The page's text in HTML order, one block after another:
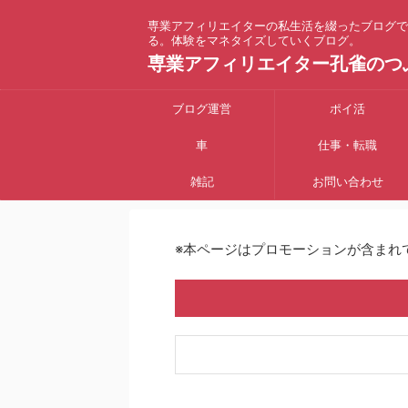
専業アフィリエイターの私生活を綴ったブログ
る。体験をマネタイズしていくブログ。
専業アフィリエイター孔雀のつ
ブログ運営 ポイ活
車 仕事・転職
雑記 お問い合わせ
※本ページはプロモーションが含まれ